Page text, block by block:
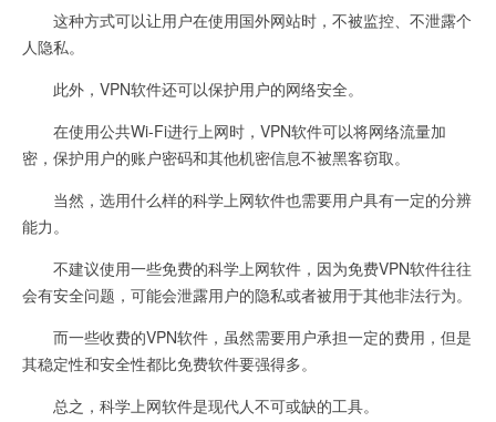
这种方式可以让用户在使用国外网站时，不被监控、不泄露个
人隐私。
此外，VPN软件还可以保护用户的网络安全。
在使用公共Wi-Fi进行上网时，VPN软件可以将网络流量加
密，保护用户的账户密码和其他机密信息不被黑客窃取。
当然，选用什么样的科学上网软件也需要用户具有一定的分辨
能力。
不建议使用一些免费的科学上网软件，因为免费VPN软件往往
会有安全问题，可能会泄露用户的隐私或者被用于其他非法行为。
而一些收费的VPN软件，虽然需要用户承担一定的费用，但是
其稳定性和安全性都比免费软件要强得多。
总之，科学上网软件是现代人不可或缺的工具。